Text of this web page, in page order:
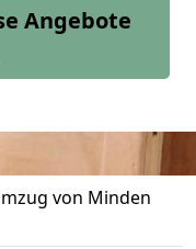
Angebote
von Minden